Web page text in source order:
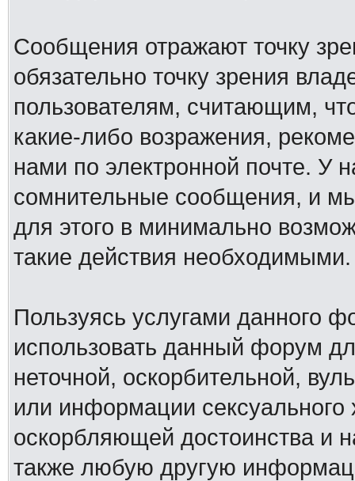
Сообщения отражают точку
обязательно точку зрения
пользователям, считающим,
какие-либо возражения,
нами по электронной почте. У
сомнительные сообщения, и
для этого в минимально
такие действия необходимыми.
Пользуясь услугами данного
использовать данный форум
неточной, оскорбительной,
или информации
оскорбляющей достоинства и
также любую другую